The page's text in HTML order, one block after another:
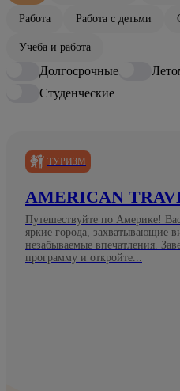
Работа Работа с детьми
Учеба и работа
Долгосрочные
Студенческие
ТУРИЗМ
AMERICAN
Путешествуйте по Америке!
яркие города, захватывающие
незабываемые впечатления.
программу и откройте...